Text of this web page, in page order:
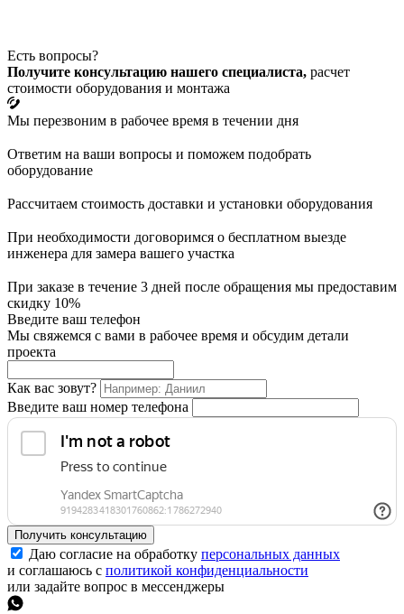
Есть вопросы?
Получите консультацию нашего специалиста, расчет
стоимости оборудования и монтажа
Мы перезвоним в рабочее время в течении дня
Ответим на ваши вопросы и поможем подобрать
оборудование
Рассчитаем стоимость доставки и установки оборудования
При необходимости договоримся о бесплатном выезде
инженера для замера вашего участка
При заказе в течение 3 дней после обращения мы предоставим
скидку 10%
Введите ваш телефон
Мы свяжемся с вами в рабочее время и обсудим детали
проекта
Как вас зовут?
Введите ваш номер телефона
Получить консультацию
Даю согласие на обработку персональных данных
и соглашаюсь с политикой конфиденциальности
или задайте вопрос в мессенджеры